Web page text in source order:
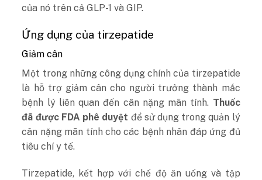
của nó trên cả GLP-1 và GIP.
Ứng dụng của tirzepatide
Giảm cân
Một trong những công dụng chính của tirzepatide
là hỗ trợ giảm cân cho người trưởng thành mắc
bệnh lý liên quan đến cân nặng mãn tính. Thuốc
đã được FDA phê duyệt để sử dụng trong quản lý
cân nặng mãn tính cho các bệnh nhân đáp ứng đủ
tiêu chí y tế.
Tirzepatide, kết hợp với chế độ ăn uống và tập